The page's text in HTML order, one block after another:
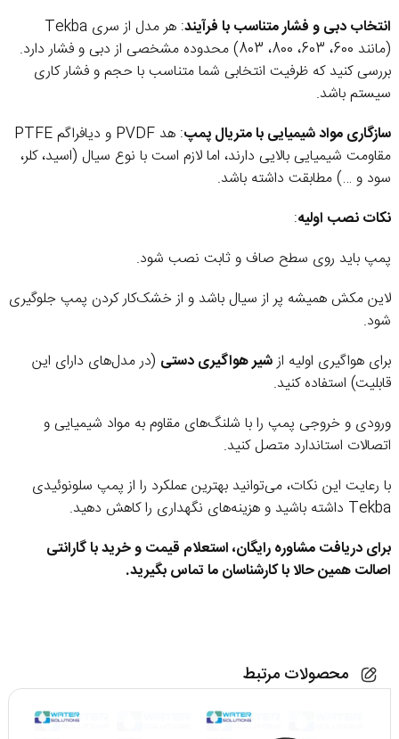
انتخاب دبی و فشار متناسب با فرآیند
: هر مدل از سری Tekba
(مانند 600، 603، 800، 803) محدوده مشخصی از دبی و فشار دارد.
بررسی کنید که ظرفیت انتخابی شما متناسب با حجم و فشار کاری
سیستم باشد.
سازگاری مواد شیمیایی با متریال پمپ
: هد PVDF و دیافراگم PTFE
مقاومت شیمیایی بالایی دارند، اما لازم است با نوع سیال (اسید، کلر،
سود و …) مطابقت داشته باشد.
نکات نصب اولیه:
پمپ باید روی سطح صاف و ثابت نصب شود.
لاین مکش همیشه پر از سیال باشد و از خشک‌کار کردن پمپ جلوگیری
شود.
برای هواگیری اولیه ازشیر هواگیری دستی (در مدل‌های دارای این
قابلیت) استفاده کنید.
ورودی و خروجی پمپ را با شلنگ‌های مقاوم به مواد شیمیایی و
اتصالات استاندارد متصل کنید.
با رعایت این نکات، می‌توانید بهترین عملکرد را از پمپ سلونوئیدی
Tekba داشته باشید و هزینه‌های نگهداری را کاهش دهید.
برای دریافت مشاوره رایگان، استعلام قیمت و خرید با گارانتی
اصالت همین حالا با کارشناسان ما تماس بگیرید.
محصولات مرتبط